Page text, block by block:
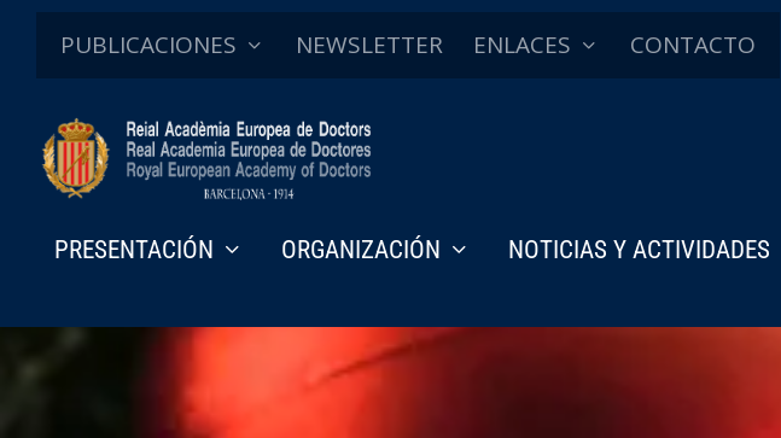
PUBLICACIONES NEWSLETTER ENLACES CONTACTO
PRESENTACIÓN ORGANIZACIÓN NOTICIAS Y ACTIVIDADES